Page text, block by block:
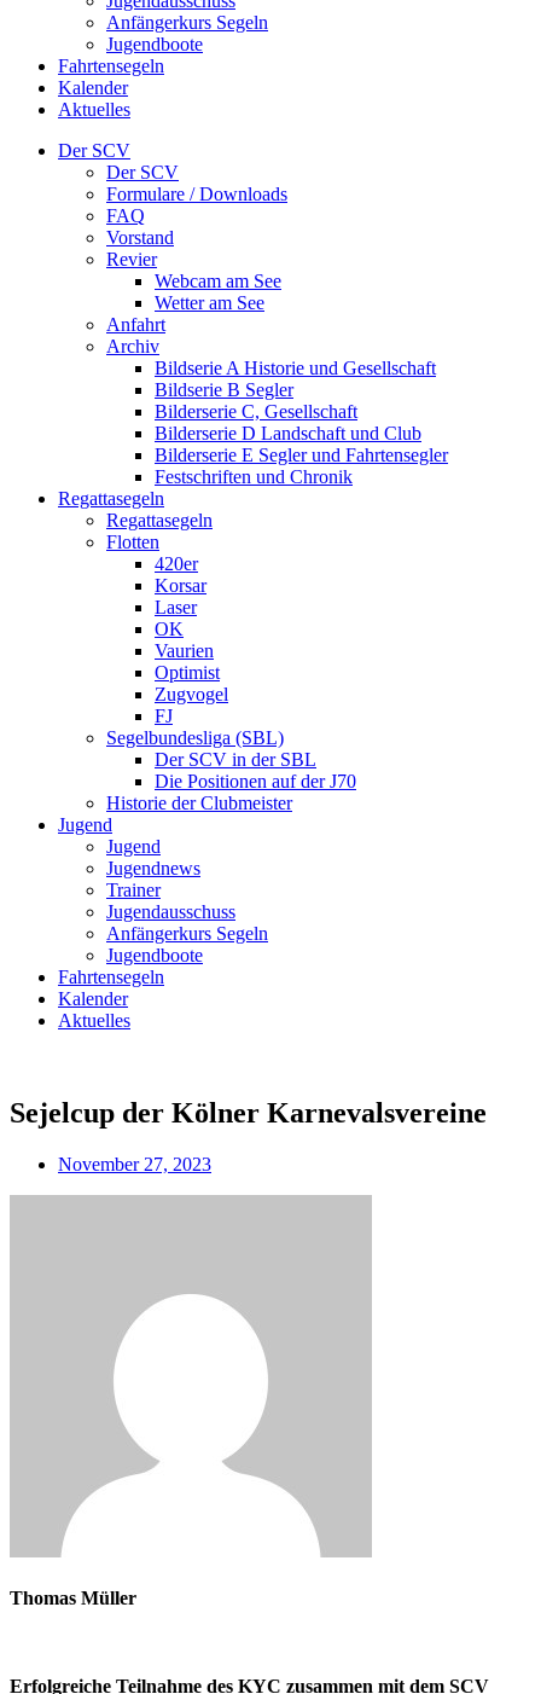
Anfängerkurs Segeln
Jugendboote
Fahrtensegeln
Kalender
Aktuelles
Der SCV
Der SCV
Formulare / Downloads
FAQ
Vorstand
Revier
Webcam am See
Wetter am See
Anfahrt
Archiv
Bildserie A Historie und Gesellschaft
Bildserie B Segler
Bilderserie C, Gesellschaft
Bilderserie D Landschaft und Club
Bilderserie E Segler und Fahrtensegler
Festschriften und Chronik
Regattasegeln
Regattasegeln
Flotten
420er
Korsar
Laser
OK
Vaurien
Optimist
Zugvogel
FJ
Segelbundesliga (SBL)
Der SCV in der SBL
Die Positionen auf der J70
Historie der Clubmeister
Jugend
Jugend
Jugendnews
Trainer
Jugendausschuss
Anfängerkurs Segeln
Jugendboote
Fahrtensegeln
Kalender
Aktuelles
Sejelcup der Kölner Karnevalsvereine
November 27, 2023
Thomas Müller
Erfolgreiche Teilnahme des KYC zusammen mit dem SCV